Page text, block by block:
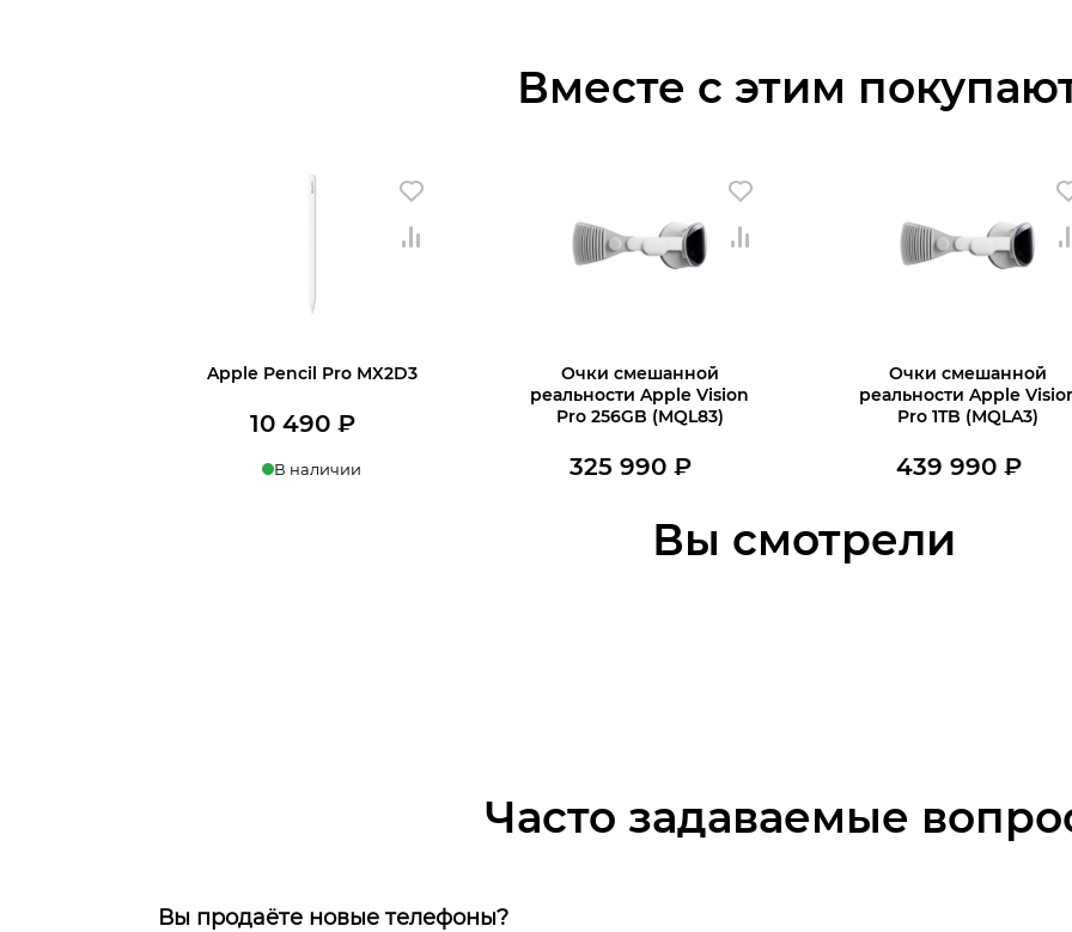
Вместе с этим
Apple Pencil Pro MX2D3
10 490₽
В наличии
Очки смешанной
реальности Apple Vision
Pro 256GB (MQL83)
325 990₽
Очки смешанной
реальности Apple
Pro 1TB (MQLA3)
439 990₽
Вы смотрели
Часто задаваемые
Вы продаёте новые телефоны?